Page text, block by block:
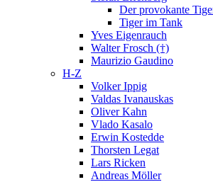
Der provokante
Tiger im Tank
Yves Eigenrauch
Walter Frosch (†)
Maurizio Gaudino
H-Z
Volker Ippig
Valdas Ivanauskas
Oliver Kahn
Vlado Kasalo
Erwin Kostedde
Thorsten Legat
Lars Ricken
Andreas Möller